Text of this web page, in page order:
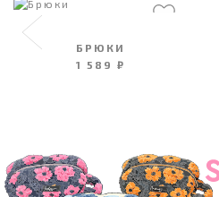
БРЮКИ
1 589 ₽